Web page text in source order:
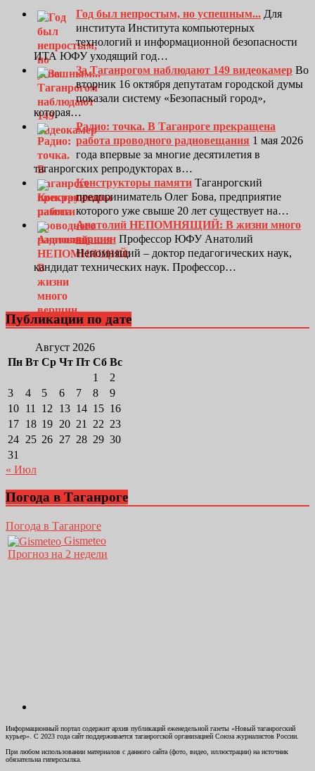
Год был непростым, но успешным... Для
института Института компьютерных
технологий и информационной безопасности
ИТА ЮФУ уходящий год…
За Таганрогом наблюдают 149 видеокамер Во
вторник 16 октября депутатам городской думы
показали систему «Безопасный город»,
которая…
Радио: точка. В Таганроге прекращена
работа проводного радиовещания 1 мая 2026
года впервые за многие десятилетия в
таганрогских репродукторах в…
Конструкторы памяти Таганрогский
предприниматель Олег Бова, предприятие
которого уже свыше 20 лет существует на…
Анатолий НЕПОМНЯЩИЙ: В жизни много
вершин Профессор ЮФУ Анатолий
Непомнящий – доктор педагогических наук,
кандидат технических наук. Профессор…
Публикации по дате
Август 2026
Пн Вт Ср Чт Пт Сб Вс
1
2
3
4 5 6 7 8
9
10 11 12 13 14 15 16
17 18 19 20 21 22 23
24 25 26 27 28 29 30
31
« Июл
Погода в Таганроге
Погода в Таганроге
Gismeteo
Прогноз на 2 недели
Информационный портал содержит архив публикаций еженедельной газеты «Новый таганрогский
курьер». С 2023 года сайт поддерживается таганрогской организацией Союза журналистов России.
При любом использовании материалов с данного сайта (фото, видео, иллюстрации) на источник
обязательна гиперссылка.